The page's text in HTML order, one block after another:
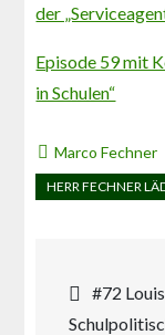
der
Episode 59 mit
in Schulen“
#72